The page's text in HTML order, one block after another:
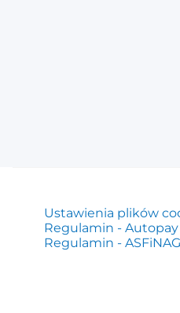
Ustawienia plików
Regulamin -
Regulamin - ASFiNAG